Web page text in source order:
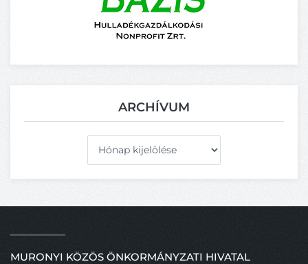
ARCHÍVUM
MURONYI KÖZÖS ÖNKORMÁNYZATI HIVATAL